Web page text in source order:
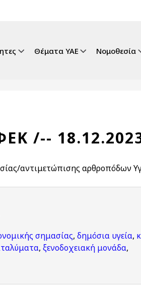
Θέματα ΥΑΕ Νομοθεσία
/--
αντιμετώπισης αρθροπόδων
σημασίας, δημόσια υγεία,
, ξενοδοχειακή μονάδα,